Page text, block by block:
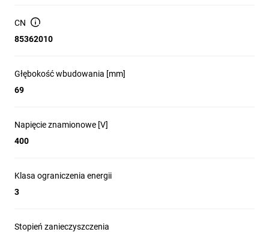
CN
85362010
Głębokość wbudowania [mm]
69
Napięcie znamionowe [V]
400
Klasa ograniczenia energii
3
Stopień zanieczyszczenia